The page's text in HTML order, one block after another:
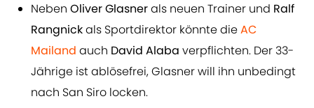
Neben Oliver Glasnerals neuen Trainer und Ralf
Rangnickals Sportdirektor könnte dieAC
Mailand auch David Alaba verpflichten. Der 33-
Jährige ist ablösefrei, Glasner will ihn unbedingt
nach San Siro locken.